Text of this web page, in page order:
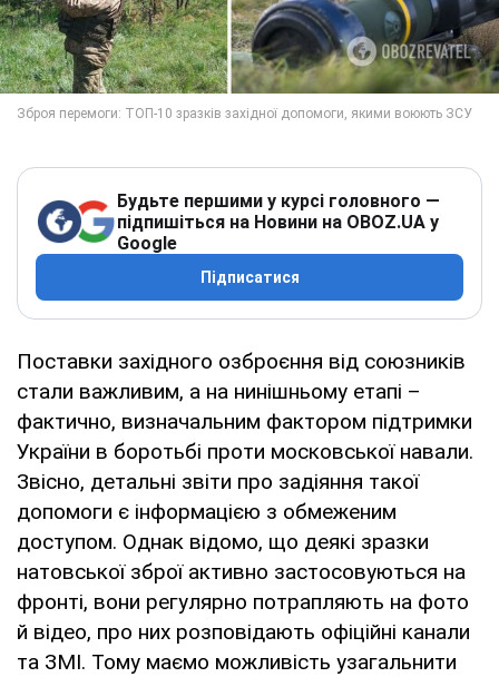
Будьте першими у курсі головного —
підпишіться на Новини на OBOZ.UA у
Google
Підписатися
Поставки західного озброєння від союзників
стали важливим, а на нинішньому етапі –
фактично, визначальним фактором підтримки
України в боротьбі проти московської навали.
Звісно, детальні звіти про задіяння такої
допомоги є інформацією з обмеженим
доступом. Однак відомо, що деякі зразки
натовської зброї активно застосовуються на
фронті, вони регулярно потрапляють на фото
й відео, про них розповідають офіційні канали
та ЗМІ. Тому маємо можливість узагальнити